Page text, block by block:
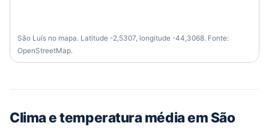
São Luís no mapa. Latitude -2,5307, longitude -44,3068. Fonte:
OpenStreetMap.
Clima e temperatura média em São